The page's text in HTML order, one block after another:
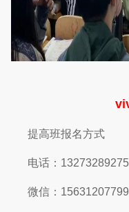
提高班报名方式
电话：13273289275
微信：